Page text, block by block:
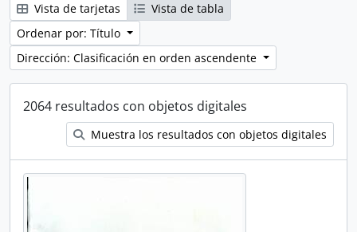
Vista de tarjetas
Vista de tabla
Ordenar por: Título
Dirección: Clasificación en orden ascendente
2064 resultados con objetos digitales
Muestra los resultados con objetos digitales